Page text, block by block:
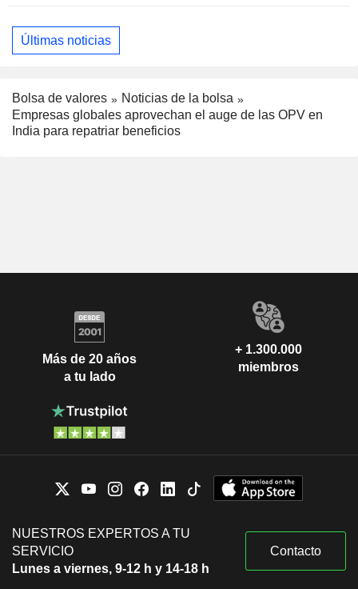
Últimas noticias
Bolsa de valores
Noticias de la bolsa
Empresas globales aprovechan el auge de las OPV en
India para repatriar beneficios
Más de 20 años
a tu lado
+ 1.300.000
miembros
NUESTROS EXPERTOS A TU
SERVICIO
Lunes a viernes, 9-12 h y 14-18 h
Contacto